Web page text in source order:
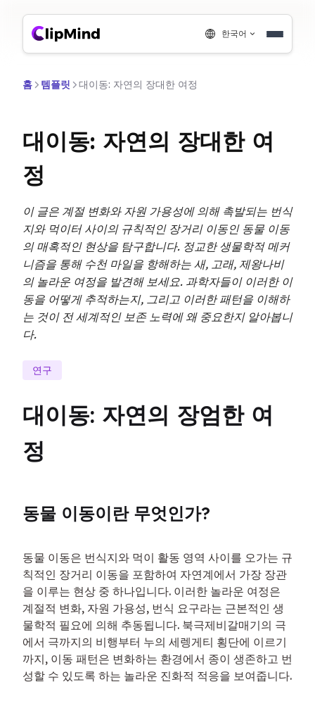
한국어
홈 템플릿 대이동: 자연의 장대한 여정
대이동: 자연의 장대한 여
정
이 글은 계절 변화와 자원 가용성에 의해 촉발되는 번식
지와 먹이터 사이의 규칙적인 장거리 이동인 동물 이동
의 매혹적인 현상을 탐구합니다. 정교한 생물학적 메커
니즘을 통해 수천 마일을 항해하는 새, 고래, 제왕나비
의 놀라운 여정을 발견해 보세요. 과학자들이 이러한 이
동을 어떻게 추적하는지, 그리고 이러한 패턴을 이해하
는 것이 전 세계적인 보존 노력에 왜 중요한지 알아봅니
다.
연구
대이동: 자연의 장엄한 여
정
동물 이동이란 무엇인가?
동물 이동은 번식지와 먹이 활동 영역 사이를 오가는 규
칙적인 장거리 이동을 포함하여 자연계에서 가장 장관
을 이루는 현상 중 하나입니다. 이러한 놀라운 여정은
계절적 변화, 자원 가용성, 번식 요구라는 근본적인 생
물학적 필요에 의해 추동됩니다. 북극제비갈매기의 극
에서 극까지의 비행부터 누의 세렝게티 횡단에 이르기
까지, 이동 패턴은 변화하는 환경에서 종이 생존하고 번
성할 수 있도록 하는 놀라운 진화적 적응을 보여줍니다.